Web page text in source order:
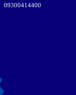
09300414400